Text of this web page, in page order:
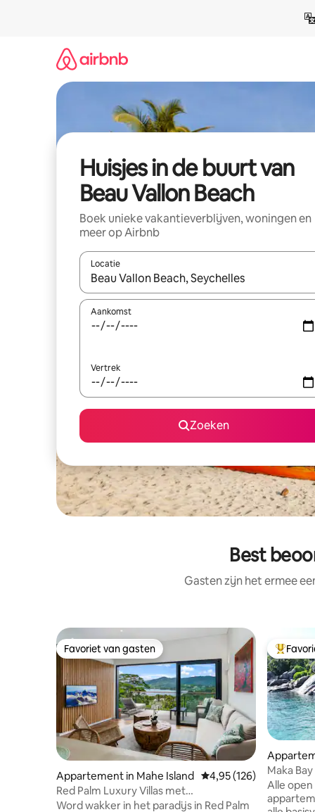
Huisjes in de buurt van
Beau Vallon Beach
Boek unieke vakantieverblijven, woningen en
meer op Airbnb
Locatie
Wanneer er suggesties beschikbaar zijn, maak
Aankomst
Vertrek
Zoeken
Best
Gasten zijn het ermee
Favoriet van gasten
Favoriet van gasten
Appartement in Mahe Island Gemiddelde
4,95 (126)
Red Palm Luxury Villas met
privézwembaden
Word wakker in het paradijs in Red Palm
Maka
Alle